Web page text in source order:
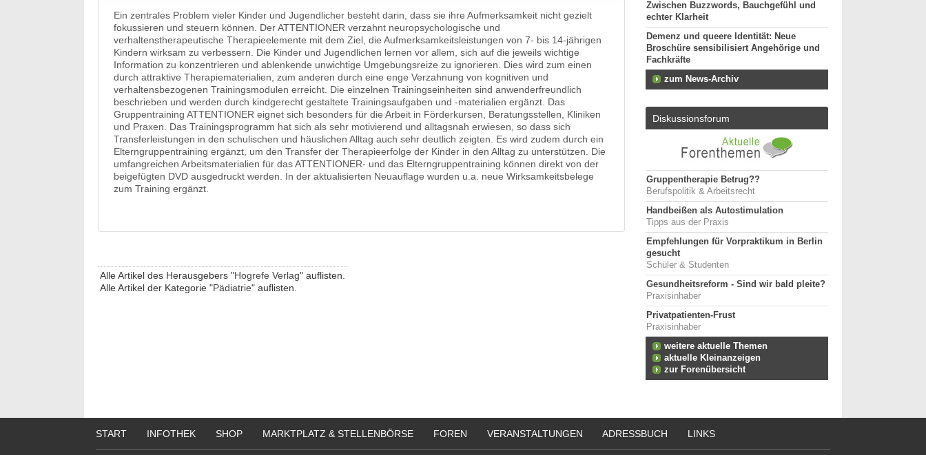
Ein zentrales Problem vieler Kinder und Jugendlicher besteht darin, dass sie ihre Aufmerksamkeit nicht gezielt
fokussieren und steuern können. Der ATTENTIONER verzahnt neuropsychologische und
verhaltenstherapeutische Therapieelemente mit dem Ziel, die Aufmerksamkeitsleistungen von 7- bis 14-jährigen
Kindern wirksam zu verbessern. Die Kinder und Jugendlichen lernen vor allem, sich auf die jeweils wichtige
Information zu konzentrieren und ablenkende unwichtige Umgebungsreize zu ignorieren. Dies wird zum einen
durch attraktive Therapiematerialien, zum anderen durch eine enge Verzahnung von kognitiven und
verhaltensbezogenen Trainingsmodulen erreicht. Die einzelnen Trainingseinheiten sind anwenderfreundlich
beschrieben und werden durch kindgerecht gestaltete Trainingsaufgaben und -materialien ergänzt. Das
Gruppentraining ATTENTIONER eignet sich besonders für die Arbeit in Förderkursen, Beratungsstellen, Kliniken
und Praxen. Das Trainingsprogramm hat sich als sehr motivierend und alltagsnah erwiesen, so dass sich
Transferleistungen in den schulischen und häuslichen Alltag auch sehr deutlich zeigten. Es wird zudem durch ein
Elterngruppentraining ergänzt, um den Transfer der Therapieerfolge der Kinder in den Alltag zu unterstützen. Die
umfangreichen Arbeitsmaterialien für das ATTENTIONER- und das Elterngruppentraining können direkt von der
beigefügten DVD ausgedruckt werden. In der aktualisierten Neuauflage wurden u.a. neue Wirksamkeitsbelege
zum Training ergänzt.
Alle Artikel des Herausgebers "Hogrefe Verlag" auflisten.
Alle Artikel der Kategorie "Pädiatrie" auflisten.
Zwischen Buzzwords, Bauchgefühl und
echter Klarheit
Demenz und queere Identität: Neue
Broschüre sensibilisiert Angehörige und
Fachkräfte
zum News-Archiv
Diskussionsforum
Gruppentherapie Betrug??
Berufspolitik & Arbeitsrecht
Handbeißen als Autostimulation
Tipps aus der Praxis
Empfehlungen für Vorpraktikum in Berlin
gesucht
Schüler & Studenten
Gesundheitsreform - Sind wir bald pleite?
Praxisinhaber
Privatpatienten-Frust
Praxisinhaber
weitere aktuelle Themen
aktuelle Kleinanzeigen
zur Forenübersicht
START INFOTHEK SHOP MARKTPLATZ & STELLENBÖRSE FOREN VERANSTALTUNGEN ADRESSBUCH LINKS